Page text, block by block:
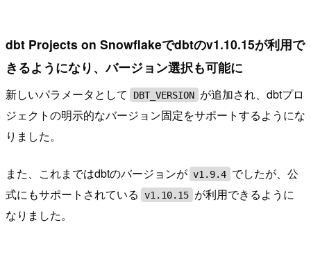
dbt Projects on Snowflakeでdbtのv1.10.15が利用で
きるようになり、バージョン選択も可能に
新しいパラメータとして DBT_VERSION が追加され、dbtプロ
ジェクトの明示的なバージョン固定をサポートするようにな
りました。
また、これまではdbtのバージョンが v1.9.4 でしたが、公
式にもサポートされている
v1.10.15 が利用できるように
なりました。